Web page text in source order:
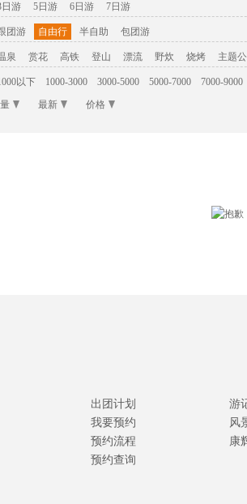
日游 5日游 6日游 7日游
团游 自由行 半自助 包团游
泉 赏花 高铁 登山 漂流 野炊 烧烤 主题
以下 1000-3000 3000-5000 5000-7000
7000-9000
最新 价格
出团计划
我要预约
预约流程
预约查询
游
风
康